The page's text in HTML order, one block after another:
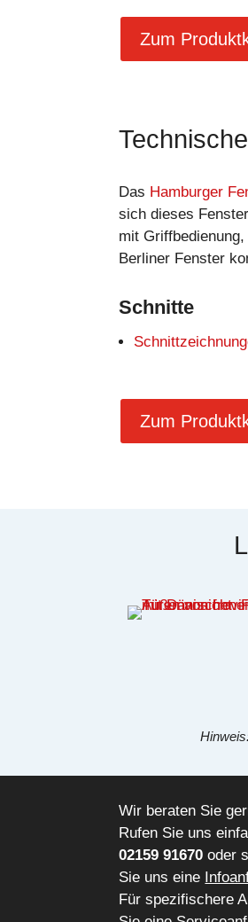
Zum
Das Hamburger
sich dieses
mit
Berliner Fenster
Schnitte
Zum
Wir beraten Sie
Rufen Sie uns
02159 91670 oder
Sie uns eine
Für spezifischere